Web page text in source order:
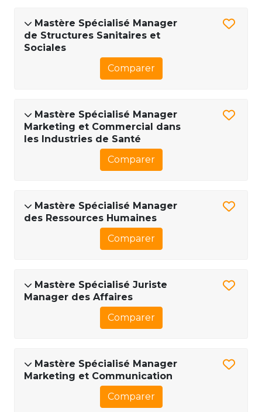
Mastère Spécialisé Manager
de Structures Sanitaires et
Sociales
Comparer
Mastère Spécialisé Manager
Marketing et Commercial dans
les Industries de Santé
Comparer
Mastère Spécialisé Manager
des Ressources Humaines
Comparer
Mastère Spécialisé Juriste
Manager des Affaires
Comparer
Mastère Spécialisé Manager
Marketing et Communication
Comparer